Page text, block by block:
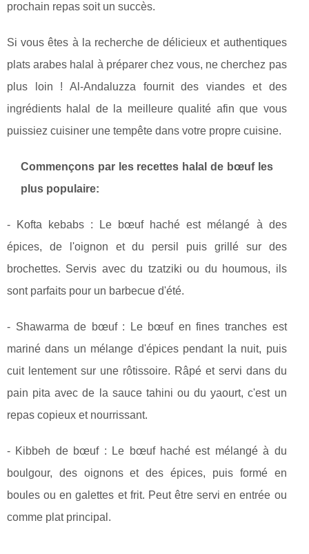
prochain repas soit un succès.
Si vous êtes à la recherche de délicieux et authentiques
plats arabes halal à préparer chez vous, ne cherchez pas
plus loin ! Al-Andaluzza fournit des viandes et des
ingrédients halal de la meilleure qualité afin que vous
puissiez cuisiner une tempête dans votre propre cuisine.
Commençons par les recettes halal de bœuf les
plus populaire:
- Kofta kebabs : Le bœuf haché est mélangé à des
épices, de l'oignon et du persil puis grillé sur des
brochettes. Servis avec du tzatziki ou du houmous, ils
sont parfaits pour un barbecue d'été.
- Shawarma de bœuf : Le bœuf en fines tranches est
mariné dans un mélange d'épices pendant la nuit, puis
cuit lentement sur une rôtissoire. Râpé et servi dans du
pain pita avec de la sauce tahini ou du yaourt, c'est un
repas copieux et nourrissant.
- Kibbeh de bœuf : Le bœuf haché est mélangé à du
boulgour, des oignons et des épices, puis formé en
boules ou en galettes et frit. Peut être servi en entrée ou
comme plat principal.